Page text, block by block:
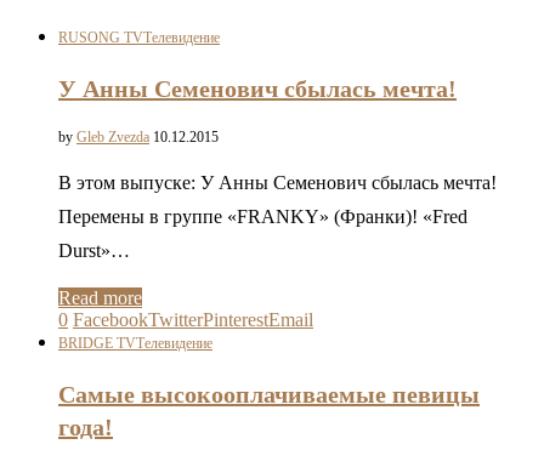
RUSONG TVТелевидение
У Анны Семенович сбылась мечта!
by Gleb Zvezda 10.12.2015
В этом выпуске: У Анны Семенович сбылась мечта!
Перемены в группе «FRANKY» (Франки)! «Fred
Durst»…
Read more
0 FacebookTwitterPinterestEmail
BRIDGE TVТелевидение
Самые высокооплачиваемые певицы
года!